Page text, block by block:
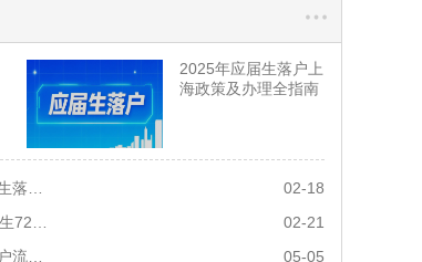
2025年应届生落户上
海政策及办理全指南
上海应届生落户办理需要多长时间（应届生落户办理需多久）
02-18
应届毕业生72分落户上海是否达标（应届生72分落户达标了吗）
02-21
非应届生上海落户手续与流程（非应届落户流程详解）
05-05